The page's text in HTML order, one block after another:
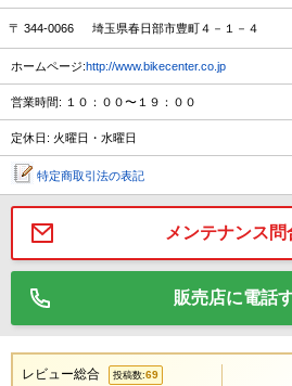
〒 344-0066 埼玉県春日部市豊町４－１－４
ホームページ:http://www.bikecenter.co.jp
営業時間: １０：００〜１９：００
定休日: 火曜日・水曜日
特定商取引法の表記
メンテナンス問
販売店に電話
レビュー総合 投稿数:69